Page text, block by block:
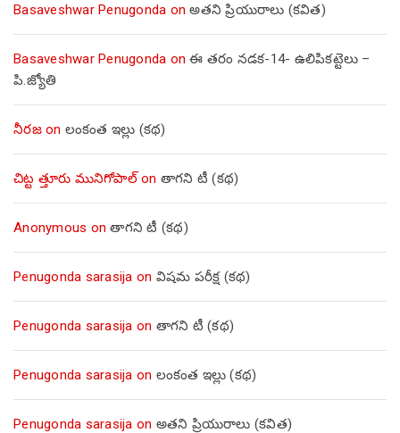
Basaveshwar Penugonda onఅతని ప్రియురాలు (కవిత)
Basaveshwar Penugonda onఈ తరం నడక-14- ఉలిపికట్టెలు –
పి.జ్యోతి
నీరజon లంకంత ఇల్లు (కథ)
చిట్ట త్తూరు మునిగోపాల్on తాగని టీ (కథ)
Anonymous onతాగని టీ (కథ)
Penugonda sarasija on విషమ పరీక్ష (క‌థ‌)
Penugonda sarasija on తాగని టీ (కథ)
Penugonda sarasija on లంకంత ఇల్లు (కథ)
Penugonda sarasija on అతని ప్రియురాలు (కవిత)